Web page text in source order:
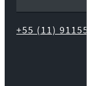
+55 (11)